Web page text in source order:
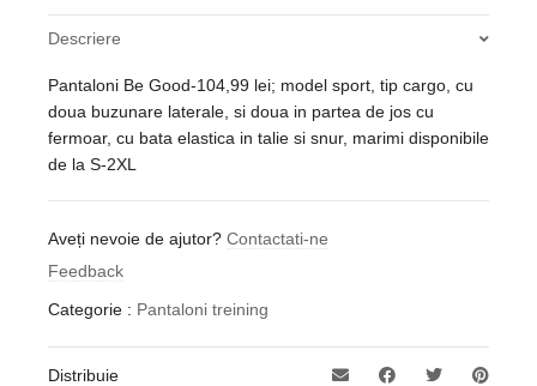
Descriere
Pantaloni Be Good-104,99 lei; model sport, tip cargo, cu
doua buzunare laterale, si doua in partea de jos cu
fermoar, cu bata elastica in talie si snur, marimi disponibile
de la S-2XL
Aveți nevoie de ajutor? Contactati-ne
Feedback
Categorie : Pantaloni treining
Distribuie